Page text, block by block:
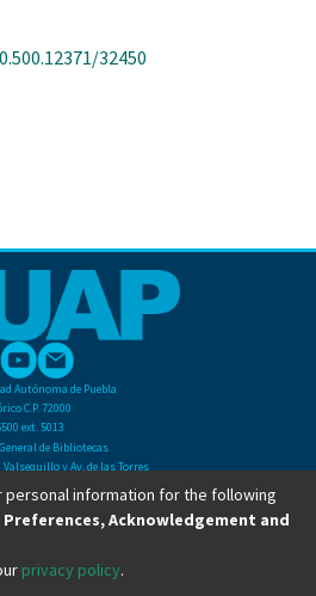
32450
Autónoma de Puebla
C.P. 72000
ext. 5013
de Bibliotecas
y Av. de las Torres
Col. San Manuel
(222) 2295500 Ext 2901
information for the following
Acknowledgement and
privacy policy.